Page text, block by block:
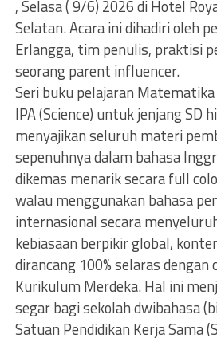
, Selasa ( 9/6) 2026 di Hotel
Selatan. Acara ini dihadiri oleh
Erlangga, tim penulis, praktisi
seorang parent influencer.
Seri buku pelajaran
IPA (Science) untuk jenjang SD
menyajikan seluruh materi
sepenuhnya dalam bahasa
dikemas menarik secara full
walau menggunakan bahasa
internasional secara
kebiasaan berpikir global,
dirancang 100% selaras
Kurikulum Merdeka. Hal ini
segar bagi sekolah dwibahasa
Satuan Pendidikan Kerja Sama